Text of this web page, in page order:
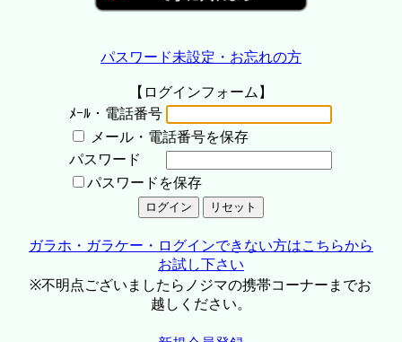
パスワード未設定・お忘れの方
【ログインフォーム】
ﾒｰﾙ・電話番号
メール・電話番号を保存
パスワード
パスワードを保存
ガラホ・ガラケー・ログインできない方はこちらから
お試し下さい
※不明点ございましたらノジマの携帯コーナーまでお
越しください。